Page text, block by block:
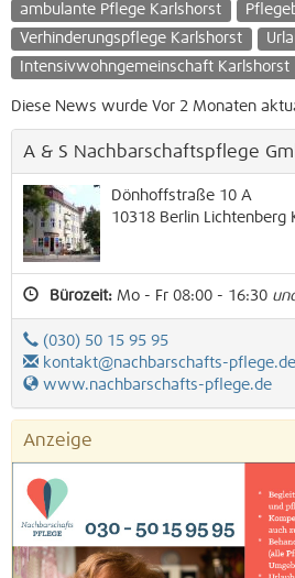
ambulante Pflege Karlshorst
Verhinderungspflege Karlshorst
Intensivwohngemeinschaft Karlshorst
Diese News wurde Vor 2 Monaten
A & S Nachbarschaftspflege
Dönhoffstraße 10 A
10318 Berlin Lichtenberg
Bürozeit: Mo - Fr 08:00 - 16:30
(030) 50 15 95 95
kontakt@nachbarschafts-pflege.de
www.nachbarschafts-pflege.de
Anzeige